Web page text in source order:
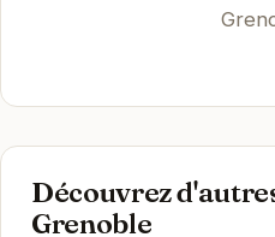
Découvrez
Grenoble